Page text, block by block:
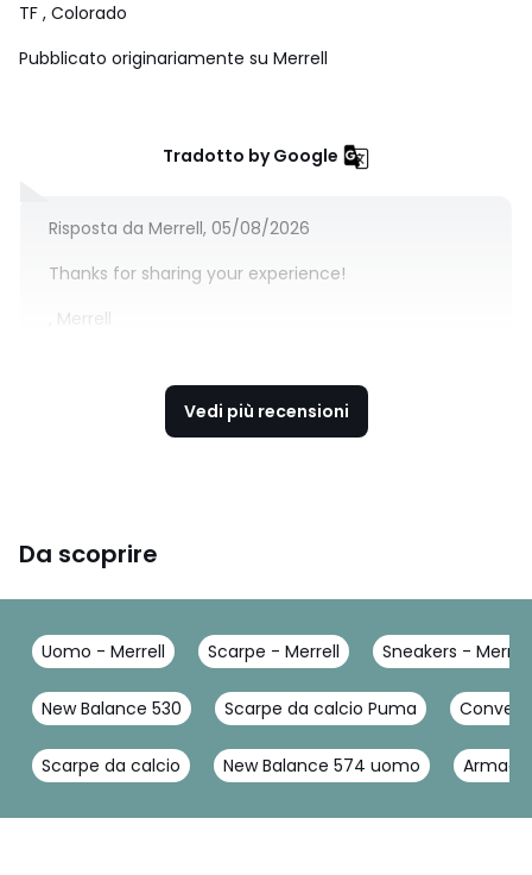
TF , Colorado
Pubblicato originariamente su Merrell
Tradotto by Google
Risposta da Merrell, 05/08/2026
Thanks for sharing your experience!
, Merrell
Vedi più recensioni
Da scoprire
Uomo - Merrell Scarpe - Merrell Sneakers - Merrell
New Balance 530 Scarpe da calcio Puma
Scarpe da calcio New Balance 574 uomo